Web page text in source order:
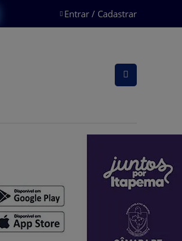
Entrar / Cadastrar